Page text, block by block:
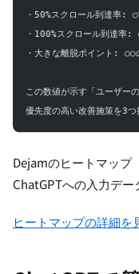
・50%スクロール到達率:
・100%スクロール到達率:
・大きな離脱ポイント: ○○
この数値が示す「ユーザー
優先度の高い改善施策を3つ
Dejamのヒートマップ
ChatGPTへの入力デー
ヒートマップの詳細を